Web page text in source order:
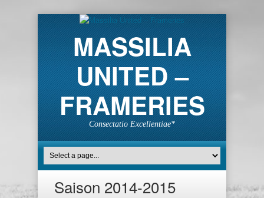
MASSILIA
UNITED –
FRAMERIES
Consectatio Excellentiae*
Saison 2014-2015